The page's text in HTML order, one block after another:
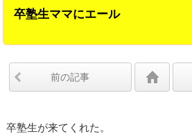
卒塾生ママにエール
前の記事
卒塾生が来てくれた。